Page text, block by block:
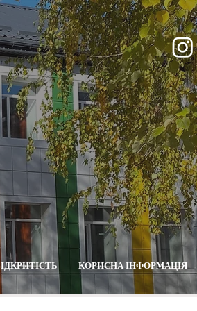
КОРИСНА ІНФОРМАЦІЯ